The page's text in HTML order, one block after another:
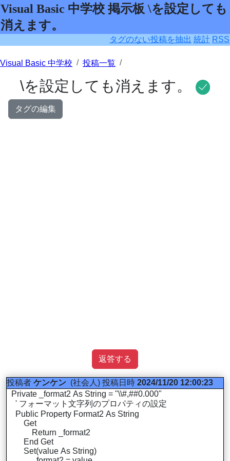
Visual Basic 中学校 掲示板 \を設定しても
消えます。
タグのない投稿を抽出 統計 RSS
Visual Basic 中学校 投稿一覧
\を設定しても消えます。
タグの編集
返答する
投稿者 ケンケン (社会人) 投稿日時 2024/11/20 12:00:23
Private _format2 As String = "\\#,##0.000"
' フォーマット文字列のプロパティの設定
Public Property Format2 As String
Get
Return _format2
End Get
Set(value As String)